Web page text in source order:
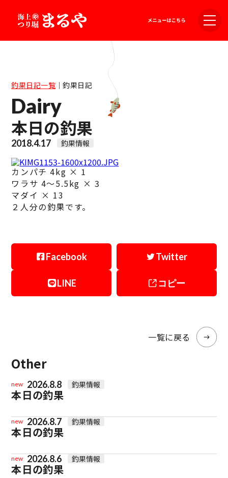
釣果日記一覧｜釣果日記
Dairy
本日の釣果
2018.4.17 釣果情報
カンパチ 4kg × 1
ワラサ 4～5.5kg × 3
マダイ × 13
２人分の釣果です。
Facebook Twitter
LINE コピー
一覧に戻る
Other
new 2026.8.8 釣果情報
本日の釣果
new 2026.8.7 釣果情報
本日の釣果
new 2026.8.6 釣果情報
本日の釣果